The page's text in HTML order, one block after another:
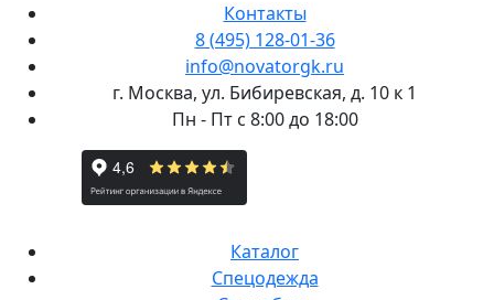
Контакты
8 (495) 128-01-36
info@novatorgk.ru
г. Москва, ул. Бибиревская, д. 10 к 1
Пн - Пт с 8:00 до 18:00
Каталог
Спецодежда